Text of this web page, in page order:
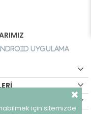
Uygulama
için sitemizde